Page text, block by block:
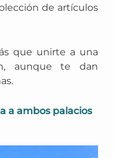
de artículos
que unirte a una
aunque te dan
a ambos palacios